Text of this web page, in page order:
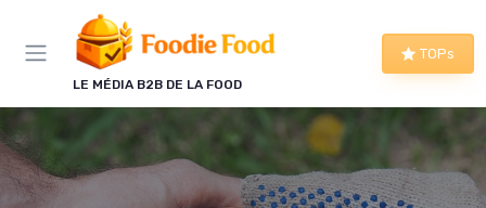
LE MÉDIA B2B DE LA FOOD
TOPs
Panneau de gestion des cookies